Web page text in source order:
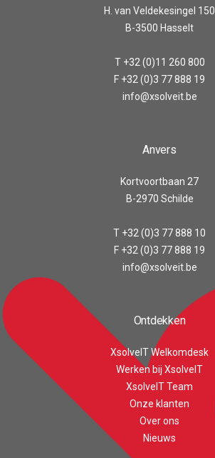
H. van Veldekesingel 150
B-3500 Hasselt
T +32 (0)11 260 800
F +32 (0)3 77 888 19
info@xsolveit.be
Anvers
Kortvoortbaan 27
B-2970 Schilde
T +32 (0)3 77 888 10
F +32 (0)3 77 888 19
info@xsolveit.be
Ontdekken
XsolveIT Welkomdesk
Werken bij XsolveIT
XsolveIT Team
Onze klanten
Over ons
Nieuws
Customer reviews and experiences for
XsolveIT